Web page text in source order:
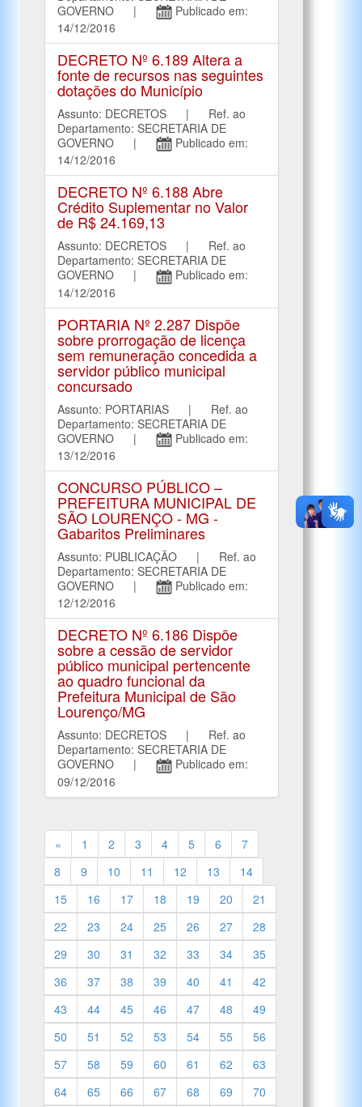
GOVERNO |
Publicado em:
14/12/2016
DECRETO Nº 6.189 Altera a
fonte de recursos nas seguintes
dotações do Município
Assunto: DECRETOS | Ref. ao
Departamento: SECRETARIA DE
GOVERNO |
Publicado em:
14/12/2016
DECRETO Nº 6.188 Abre
Crédito Suplementar no Valor
de R$ 24.169,13
Assunto: DECRETOS | Ref. ao
Departamento: SECRETARIA DE
GOVERNO |
Publicado em:
14/12/2016
PORTARIA Nº 2.287 Dispõe
sobre prorrogação de licença
sem remuneração concedida a
servidor público municipal
concursado
Assunto: PORTARIAS | Ref. ao
Departamento: SECRETARIA DE
GOVERNO |
Publicado em:
13/12/2016
CONCURSO PÚBLICO –
PREFEITURA MUNICIPAL DE
SÃO LOURENÇO - MG -
Gabaritos Preliminares
Assunto: PUBLICAÇÃO | Ref. ao
Departamento: SECRETARIA DE
GOVERNO |
Publicado em:
12/12/2016
DECRETO Nº 6.186 Dispõe
sobre a cessão de servidor
público municipal pertencente
ao quadro funcional da
Prefeitura Municipal de São
Lourenço/MG
Assunto: DECRETOS | Ref. ao
Departamento: SECRETARIA DE
GOVERNO |
Publicado em:
09/12/2016
« 1 2 3 4 5 6
7
8
9 10 11 12 13
14
15
16 17 18 19 20
21
22
23 24 25 26 27
28
29
30 31 32 33 34
35
36
37 38 39 40 41
42
43
44 45 46 47 48
49
50
51 52 53 54 55
56
57
58 59 60 61 62
63
64
65 66 67 68 69
70